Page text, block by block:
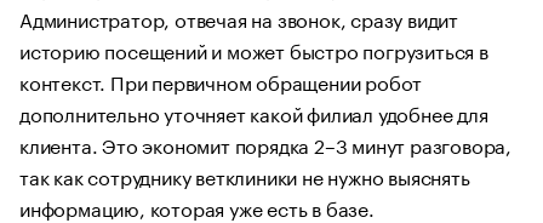
Администратор, отвечая на звонок, сразу видит
историю посещений и может быстро погрузиться в
контекст. При первичном обращении робот
дополнительно уточняет какой филиал удобнее для
клиента. Это экономит порядка 2–3 минут разговора,
так как сотруднику ветклиники не нужно выяснять
информацию, которая уже есть в базе.